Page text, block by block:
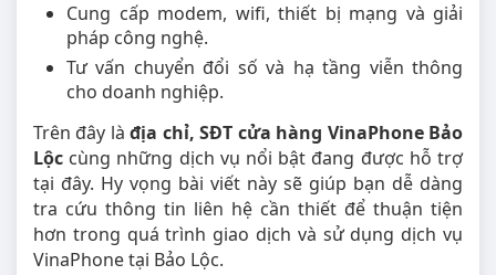
Cung cấp modem, wifi, thiết bị mạng và giải
pháp công nghệ.
Tư vấn chuyển đổi số và hạ tầng viễn thông
cho doanh nghiệp.
Trên đây là địa chỉ, SĐT cửa hàng VinaPhone Bảo
Lộc cùng những dịch vụ nổi bật đang được hỗ trợ
tại đây. Hy vọng bài viết này sẽ giúp bạn dễ dàng
tra cứu thông tin liên hệ cần thiết để thuận tiện
hơn trong quá trình giao dịch và sử dụng dịch vụ
VinaPhone tại Bảo Lộc.